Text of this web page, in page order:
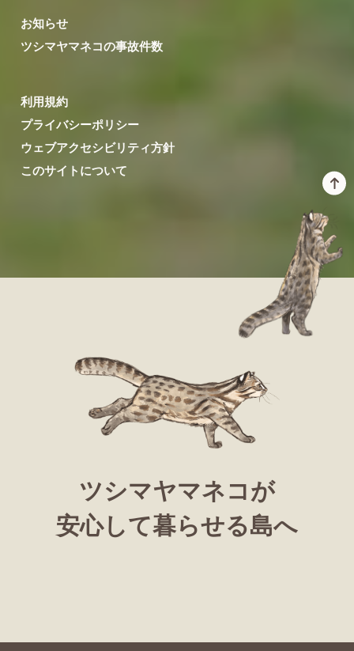
お知らせ
ツシマヤマネコの事故件数
利用規約
プライバシーポリシー
ウェブアクセシビリティ方針
このサイトについて
ツシマヤマネコが
安心して暮らせる島へ